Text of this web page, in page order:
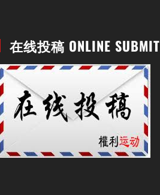
在线投稿 ONLINE SUBMIT